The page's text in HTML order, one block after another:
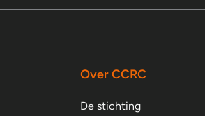
Over CCRC
De stichting